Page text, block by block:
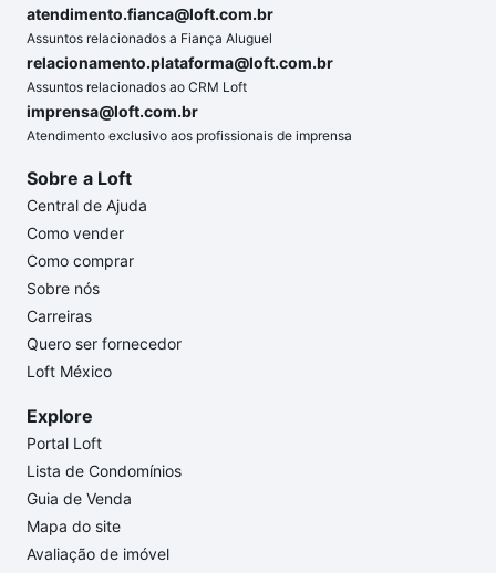
atendimento.fianca@loft.com.br
Assuntos relacionados a Fiança Aluguel
relacionamento.plataforma@loft.com.br
Assuntos relacionados ao CRM Loft
imprensa@loft.com.br
Atendimento exclusivo aos profissionais de imprensa
Sobre a Loft
Central de Ajuda
Como vender
Como comprar
Sobre nós
Carreiras
Quero ser fornecedor
Loft México
Explore
Portal Loft
Lista de Condomínios
Guia de Venda
Mapa do site
Avaliação de imóvel